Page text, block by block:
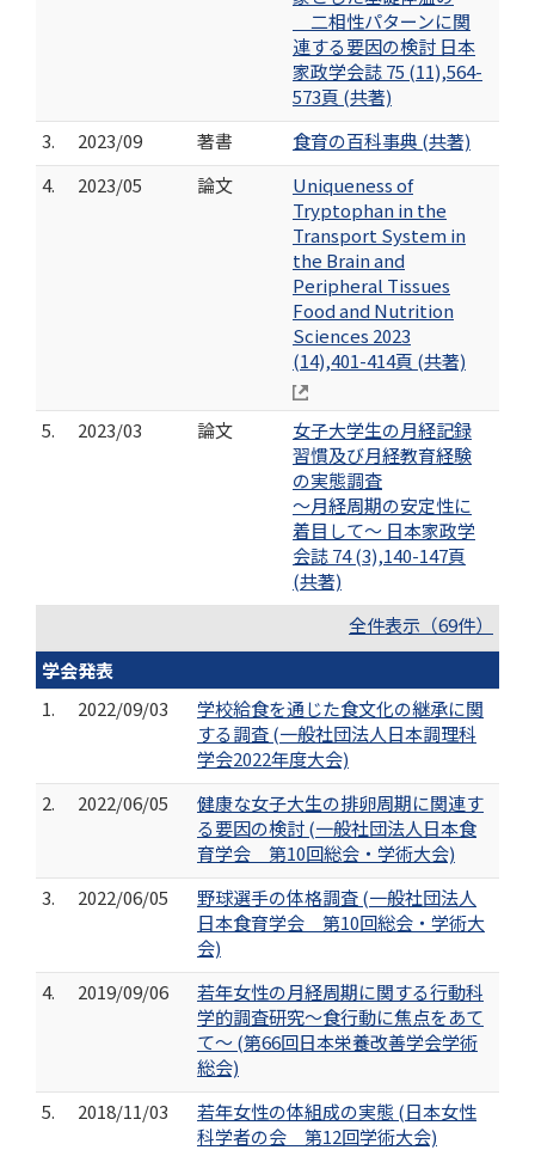
二相性パターンに関
連する要因の検討 日本
家政学会誌 75 (11),564-
573頁 (共著)
3.
2023/09 著書
食育の百科事典 (共著)
4.
2023/05 論文
Uniqueness of
Tryptophan in the
Transport System in
the Brain and
Peripheral Tissues
Food and Nutrition
Sciences 2023
(14),401-414頁 (共著)
5. 2023/03 論文
女子大学生の月経記録
習慣及び月経教育経験
の実態調査
～月経周期の安定性に
着目して～ 日本家政学
会誌 74 (3),140-147頁
(共著)
全件表示（69件）
学会発表
1.
2022/09/03
学校給食を通じた食文化の継承に関
する調査 (一般社団法人日本調理科
学会2022年度大会)
2.
2022/06/05
健康な女子大生の排卵周期に関連す
る要因の検討 (一般社団法人日本食
育学会 第10回総会・学術大会)
3.
2022/06/05
野球選手の体格調査 (一般社団法人
日本食育学会 第10回総会・学術大
会)
4.
2019/09/06
若年女性の月経周期に関する行動科
学的調査研究～食行動に焦点をあて
て～ (第66回日本栄養改善学会学術
総会)
5.
2018/11/03
若年女性の体組成の実態 (日本女性
科学者の会 第12回学術大会)